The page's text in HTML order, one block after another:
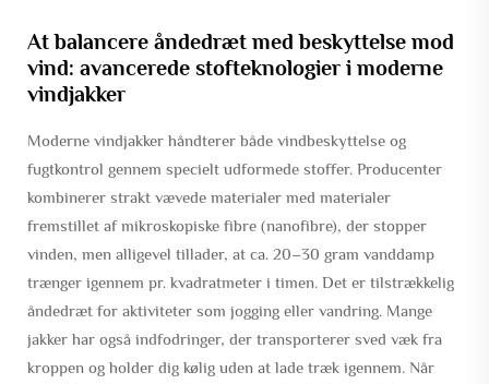
At balancere åndedræt med beskyttelse mod
vind: avancerede stofteknologier i moderne
vindjakker
Moderne vindjakker håndterer både vindbeskyttelse og
fugtkontrol gennem specielt udformede stoffer. Producenter
kombinerer strakt vævede materialer med materialer
fremstillet af mikroskopiske fibre (nanofibre), der stopper
vinden, men alligevel tillader, at ca. 20–30 gram vanddamp
trænger igennem pr. kvadratmeter i timen. Det er tilstrækkelig
åndedræt for aktiviteter som jogging eller vandring. Mange
jakker har også indfodringer, der transporterer sved væk fra
kroppen og holder dig kølig uden at lade træk igennem. Når